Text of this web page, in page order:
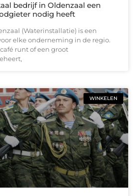
bedrijf in Oldenzaal een
nodig heeft
(Waterinstallatie) is een
elke onderneming in de regio.
runt of een groot
WINKELEN